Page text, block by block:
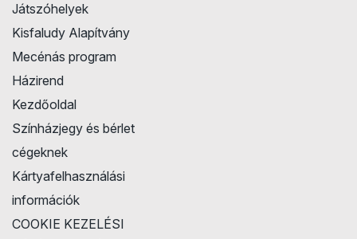
Játszóhelyek
Kisfaludy Alapítvány
Mecénás program
Házirend
Kezdőoldal
Színházjegy és bérlet
cégeknek
Kártyafelhasználási
információk
COOKIE KEZELÉSI